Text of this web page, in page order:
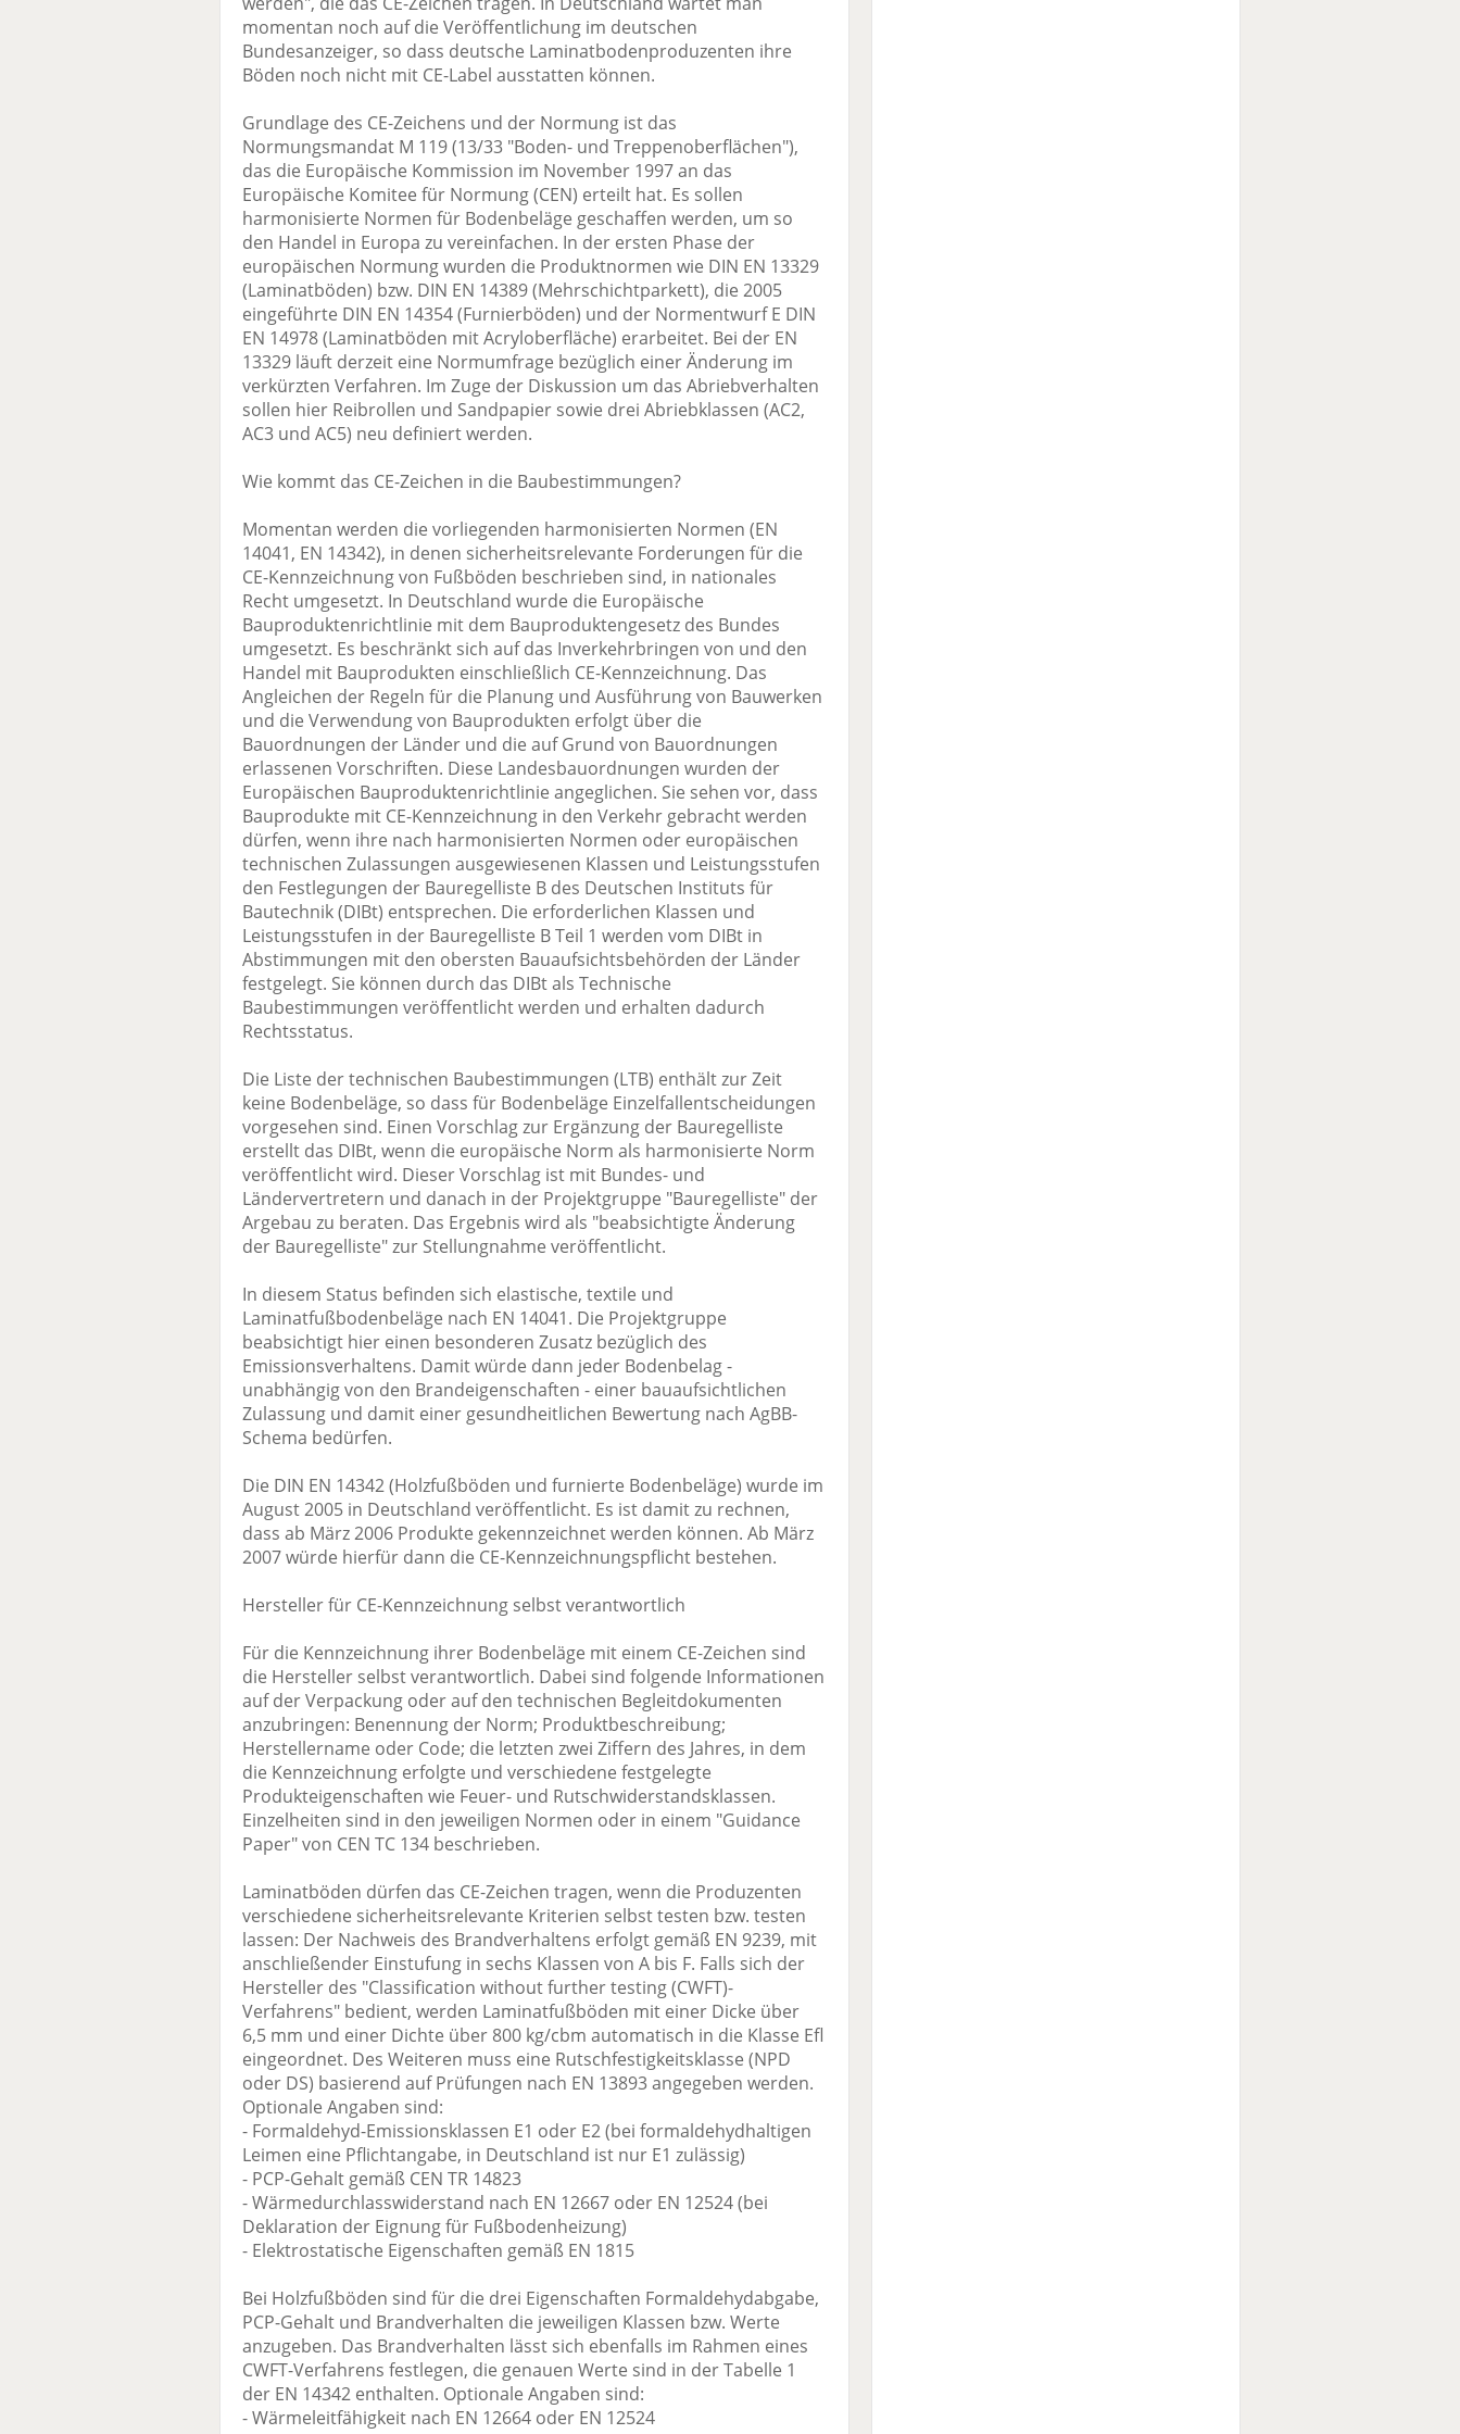
momentan noch auf die Veröffentlichung im deutschen
Bundesanzeiger, so dass deutsche Laminatbodenproduzenten ihre
Böden noch nicht mit CE-Label ausstatten können.
Grundlage des CE-Zeichens und der Normung ist das
Normungsmandat M 119 (13/33 "Boden- und Treppenoberflächen"),
das die Europäische Kommission im November 1997 an das
Europäische Komitee für Normung (CEN) erteilt hat. Es sollen
harmonisierte Normen für Bodenbeläge geschaffen werden, um so
den Handel in Europa zu vereinfachen. In der ersten Phase der
europäischen Normung wurden die Produktnormen wie DIN EN 13329
(Laminatböden) bzw. DIN EN 14389 (Mehrschichtparkett), die 2005
eingeführte DIN EN 14354 (Furnierböden) und der Normentwurf E DIN
EN 14978 (Laminatböden mit Acryloberfläche) erarbeitet. Bei der EN
13329 läuft derzeit eine Normumfrage bezüglich einer Änderung im
verkürzten Verfahren. Im Zuge der Diskussion um das Abriebverhalten
sollen hier Reibrollen und Sandpapier sowie drei Abriebklassen (AC2,
AC3 und AC5) neu definiert werden.
Wie kommt das CE-Zeichen in die Baubestimmungen?
Momentan werden die vorliegenden harmonisierten Normen (EN
14041, EN 14342), in denen sicherheitsrelevante Forderungen für die
CE-Kennzeichnung von Fußböden beschrieben sind, in nationales
Recht umgesetzt. In Deutschland wurde die Europäische
Bauproduktenrichtlinie mit dem Bauproduktengesetz des Bundes
umgesetzt. Es beschränkt sich auf das Inverkehrbringen von und den
Handel mit Bauprodukten einschließlich CE-Kennzeichnung. Das
Angleichen der Regeln für die Planung und Ausführung von Bauwerken
und die Verwendung von Bauprodukten erfolgt über die
Bauordnungen der Länder und die auf Grund von Bauordnungen
erlassenen Vorschriften. Diese Landesbauordnungen wurden der
Europäischen Bauproduktenrichtlinie angeglichen. Sie sehen vor, dass
Bauprodukte mit CE-Kennzeichnung in den Verkehr gebracht werden
dürfen, wenn ihre nach harmonisierten Normen oder europäischen
technischen Zulassungen ausgewiesenen Klassen und Leistungsstufen
den Festlegungen der Bauregelliste B des Deutschen Instituts für
Bautechnik (DIBt) entsprechen. Die erforderlichen Klassen und
Leistungsstufen in der Bauregelliste B Teil 1 werden vom DIBt in
Abstimmungen mit den obersten Bauaufsichtsbehörden der Länder
festgelegt. Sie können durch das DIBt als Technische
Baubestimmungen veröffentlicht werden und erhalten dadurch
Rechtsstatus.
Die Liste der technischen Baubestimmungen (LTB) enthält zur Zeit
keine Bodenbeläge, so dass für Bodenbeläge Einzelfallentscheidungen
vorgesehen sind. Einen Vorschlag zur Ergänzung der Bauregelliste
erstellt das DIBt, wenn die europäische Norm als harmonisierte Norm
veröffentlicht wird. Dieser Vorschlag ist mit Bundes- und
Ländervertretern und danach in der Projektgruppe "Bauregelliste" der
Argebau zu beraten. Das Ergebnis wird als "beabsichtigte Änderung
der Bauregelliste" zur Stellungnahme veröffentlicht.
In diesem Status befinden sich elastische, textile und
Laminatfußbodenbeläge nach EN 14041. Die Projektgruppe
beabsichtigt hier einen besonderen Zusatz bezüglich des
Emissionsverhaltens. Damit würde dann jeder Bodenbelag -
unabhängig von den Brandeigenschaften - einer bauaufsichtlichen
Zulassung und damit einer gesundheitlichen Bewertung nach AgBB-
Schema bedürfen.
Die DIN EN 14342 (Holzfußböden und furnierte Bodenbeläge) wurde im
August 2005 in Deutschland veröffentlicht. Es ist damit zu rechnen,
dass ab März 2006 Produkte gekennzeichnet werden können. Ab März
2007 würde hierfür dann die CE-Kennzeichnungspflicht bestehen.
Hersteller für CE-Kennzeichnung selbst verantwortlich
Für die Kennzeichnung ihrer Bodenbeläge mit einem CE-Zeichen sind
die Hersteller selbst verantwortlich. Dabei sind folgende Informationen
auf der Verpackung oder auf den technischen Begleitdokumenten
anzubringen: Benennung der Norm; Produktbeschreibung;
Herstellername oder Code; die letzten zwei Ziffern des Jahres, in dem
die Kennzeichnung erfolgte und verschiedene festgelegte
Produkteigenschaften wie Feuer- und Rutschwiderstandsklassen.
Einzelheiten sind in den jeweiligen Normen oder in einem "Guidance
Paper" von CEN TC 134 beschrieben.
Laminatböden dürfen das CE-Zeichen tragen, wenn die Produzenten
verschiedene sicherheitsrelevante Kriterien selbst testen bzw. testen
lassen: Der Nachweis des Brandverhaltens erfolgt gemäß EN 9239, mit
anschließender Einstufung in sechs Klassen von A bis F. Falls sich der
Hersteller des "Classification without further testing (CWFT)-
Verfahrens" bedient, werden Laminatfußböden mit einer Dicke über
6,5 mm und einer Dichte über 800 kg/cbm automatisch in die Klasse Efl
eingeordnet. Des Weiteren muss eine Rutschfestigkeitsklasse (NPD
oder DS) basierend auf Prüfungen nach EN 13893 angegeben werden.
Optionale Angaben sind:
- Formaldehyd-Emissionsklassen E1 oder E2 (bei formaldehydhaltigen
Leimen eine Pflichtangabe, in Deutschland ist nur E1 zulässig)
- PCP-Gehalt gemäß CEN TR 14823
- Wärmedurchlasswiderstand nach EN 12667 oder EN 12524 (bei
Deklaration der Eignung für Fußbodenheizung)
- Elektrostatische Eigenschaften gemäß EN 1815
Bei Holzfußböden sind für die drei Eigenschaften Formaldehydabgabe,
PCP-Gehalt und Brandverhalten die jeweiligen Klassen bzw. Werte
anzugeben. Das Brandverhalten lässt sich ebenfalls im Rahmen eines
CWFT-Verfahrens festlegen, die genauen Werte sind in der Tabelle 1
der EN 14342 enthalten. Optionale Angaben sind:
- Wärmeleitfähigkeit nach EN 12664 oder EN 12524